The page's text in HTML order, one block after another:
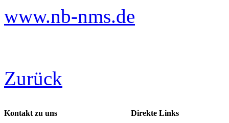
www.nb-nms.de
Zurück
Kontakt zu uns Direkte Links